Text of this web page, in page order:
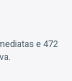
e 472